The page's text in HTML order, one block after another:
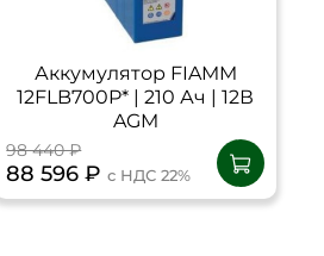
Аккумулятор FIAMM
12FLB700P* | 210 Ач | 12В
AGM
98 440 ₽
88 596 ₽с НДС 22%